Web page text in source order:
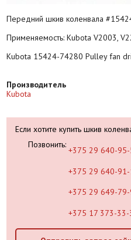
Передний шкив коленвала
Применяемость: Kubota V2003,
Kubota 15424-74280 Pulley fan
Производитель
Kubota
Если хотите купить шкив
Позвонить:
+375 29 640-
+375 29 640-
+375 29 649-
+375 17 373-33-